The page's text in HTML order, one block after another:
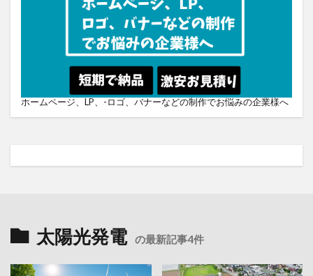
ホームページ、LP、-ロゴ、バナーなどの制作でお悩みの企業様へ
太陽光発電 の最新記事4件